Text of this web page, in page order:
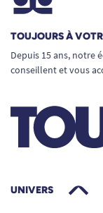
Un
avec
se tâche
Peut
optimales.
TOUJOURS À
Depuis 15 ans, notre
conseillent et vous
UNIVERS